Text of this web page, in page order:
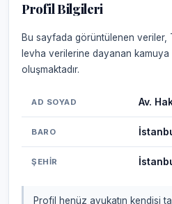
Profil Bilgileri
Bu sayfada görüntülenen veriler,
levha verilerine dayanan kamuya
oluşmaktadır.
AD SOYAD Av.
BARO
ŞEHIR
Profil henüz avukatın kendisi